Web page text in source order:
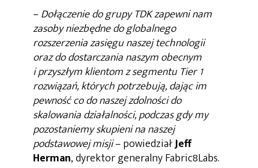
–Dołączenie do grupy TDK zapewni nam
zasoby niezbędne do globalnego
rozszerzenia zasięgu naszej technologii
oraz do dostarczania naszym obecnym
i przyszłym klientom z segmentu Tier 1
rozwiązań, których potrzebują, dając im
pewność co do naszej zdolności do
skalowania działalności, podczas gdy my
pozostaniemy skupieni na naszej
podstawowej misji– powiedziałJeff
Herman, dyrektor generalny Fabric8Labs.